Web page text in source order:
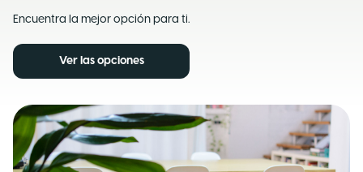
Encuentra la mejor opción para ti.
Ver las opciones